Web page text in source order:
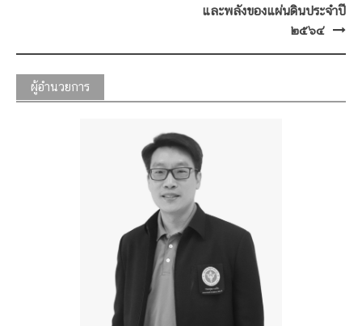
และพลังของแผ่นดินประจำปี
๒๕๖๔
ผู้อำนวยการ